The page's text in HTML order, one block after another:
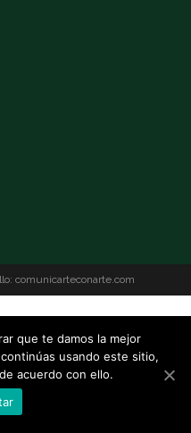
comunicarteconarte.com
que te damos la mejor
usando este sitio,
acuerdo con ello.